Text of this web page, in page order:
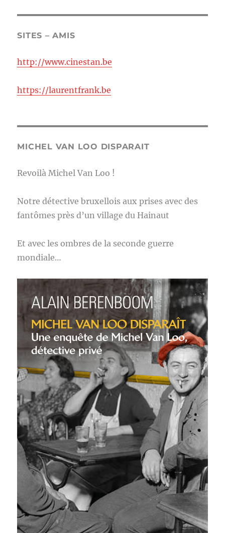
SITES – AMIS
http://www.cinestan.be
https://laurentfrank.be
MICHEL VAN LOO DISPARAIT
Revoilà Michel Van Loo !
Notre détective bruxellois aux prises avec des
fantômes près d’un village du Hainaut
Et avec les ombres de la seconde guerre
mondiale…